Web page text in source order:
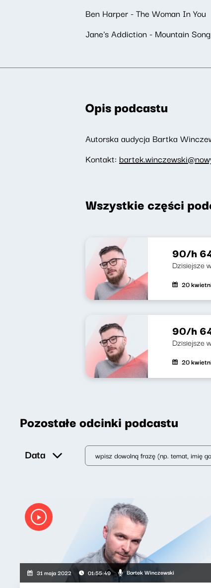
Ben Harper - The Woman In You
Jane's Addiction - Mountain Song
Opis podcastu
Autorska audycja Bartka
Kontakt:
Wszystkie części
90/h
Dzisiejsze
20
90/h
Dzisiejsze
20
Pozostałe odcinki podcastu
Data
31 maja 2022 01:55:49 Bartek Winczewski